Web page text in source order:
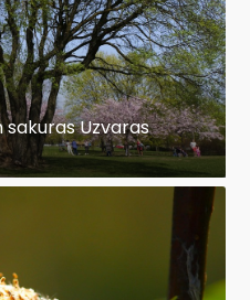
Uzvaras